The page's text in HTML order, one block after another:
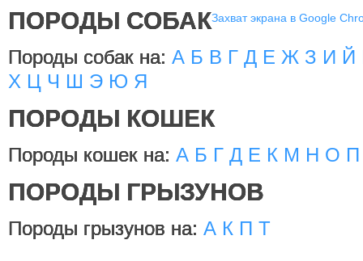
Захват экрана в Google
ПОРОДЫ СОБАК
Породы собак на: А Б В Г Д Е Ж З И Й
Х Ц Ч Ш Э Ю Я
ПОРОДЫ КОШЕК
Породы кошек на: А Б Г Д Е К М Н О П
ПОРОДЫ ГРЫЗУНОВ
Породы грызунов на: А К П Т